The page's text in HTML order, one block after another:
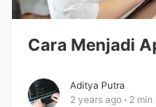
Cara Menjadi
Aditya Putra
2 years ago
2 min